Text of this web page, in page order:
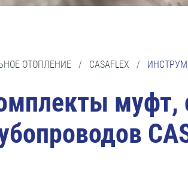
ОТОПЛЕНИЕ / CASAFLEX /
муфт,